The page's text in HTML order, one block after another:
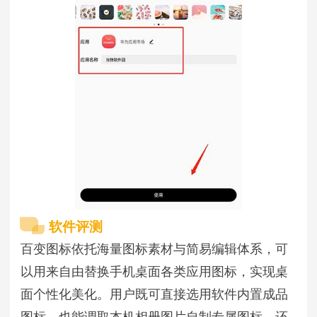
软件评测
百变图标依托海量图标素材与简易编辑体系，可
以用来自由替换手机桌面各类应用图标，实现桌
面个性化美化。用户既可直接选用软件内置成品